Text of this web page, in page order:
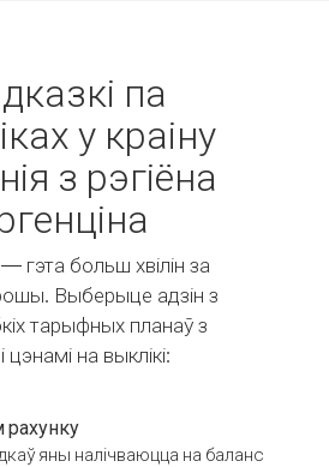
па
у краіну
з рэгіёна
гэта больш хвілін за
Выберыце адзін з
тарыфных планаў з
цэнамі на выклікі:
рахунку
яны налічваюцца на баланс